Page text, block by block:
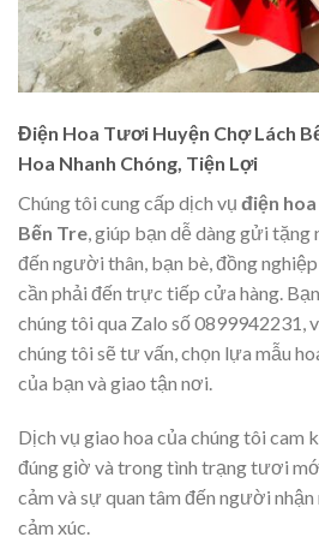
Điện Hoa Tươi Huyện Chợ Lách
Hoa Nhanh Chóng, Tiện Lợi
Chúng tôi cung cấp dịch vụ điện
Bến Tre , giúp bạn dễ dàng gửi
đến người thân, bạn bè, đồng
cần phải đến trực tiếp cửa hàng.
chúng tôi qua Zalo số 0899942231,
chúng tôi sẽ tư vấn, chọn lựa mẫu
của bạn và giao tận nơi.
Dịch vụ giao hoa của chúng tôi cam
đúng giờ và trong tình trạng tươi
cảm và sự quan tâm đến người
cảm xúc.